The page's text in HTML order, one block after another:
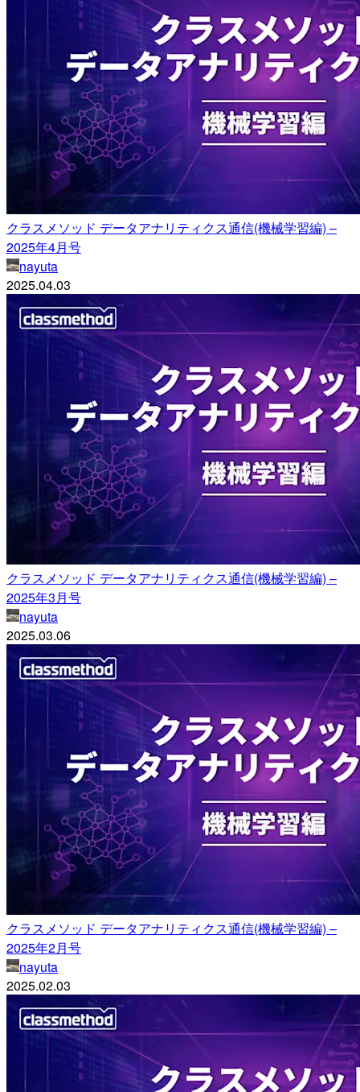
クラスメソッド データアナリティクス通信(機械学習編) –
2025年4月号
nayuta
2025.04.03
クラスメソッド データアナリティクス通信(機械学習編) –
2025年3月号
nayuta
2025.03.06
クラスメソッド データアナリティクス通信(機械学習編) –
2025年2月号
nayuta
2025.02.03